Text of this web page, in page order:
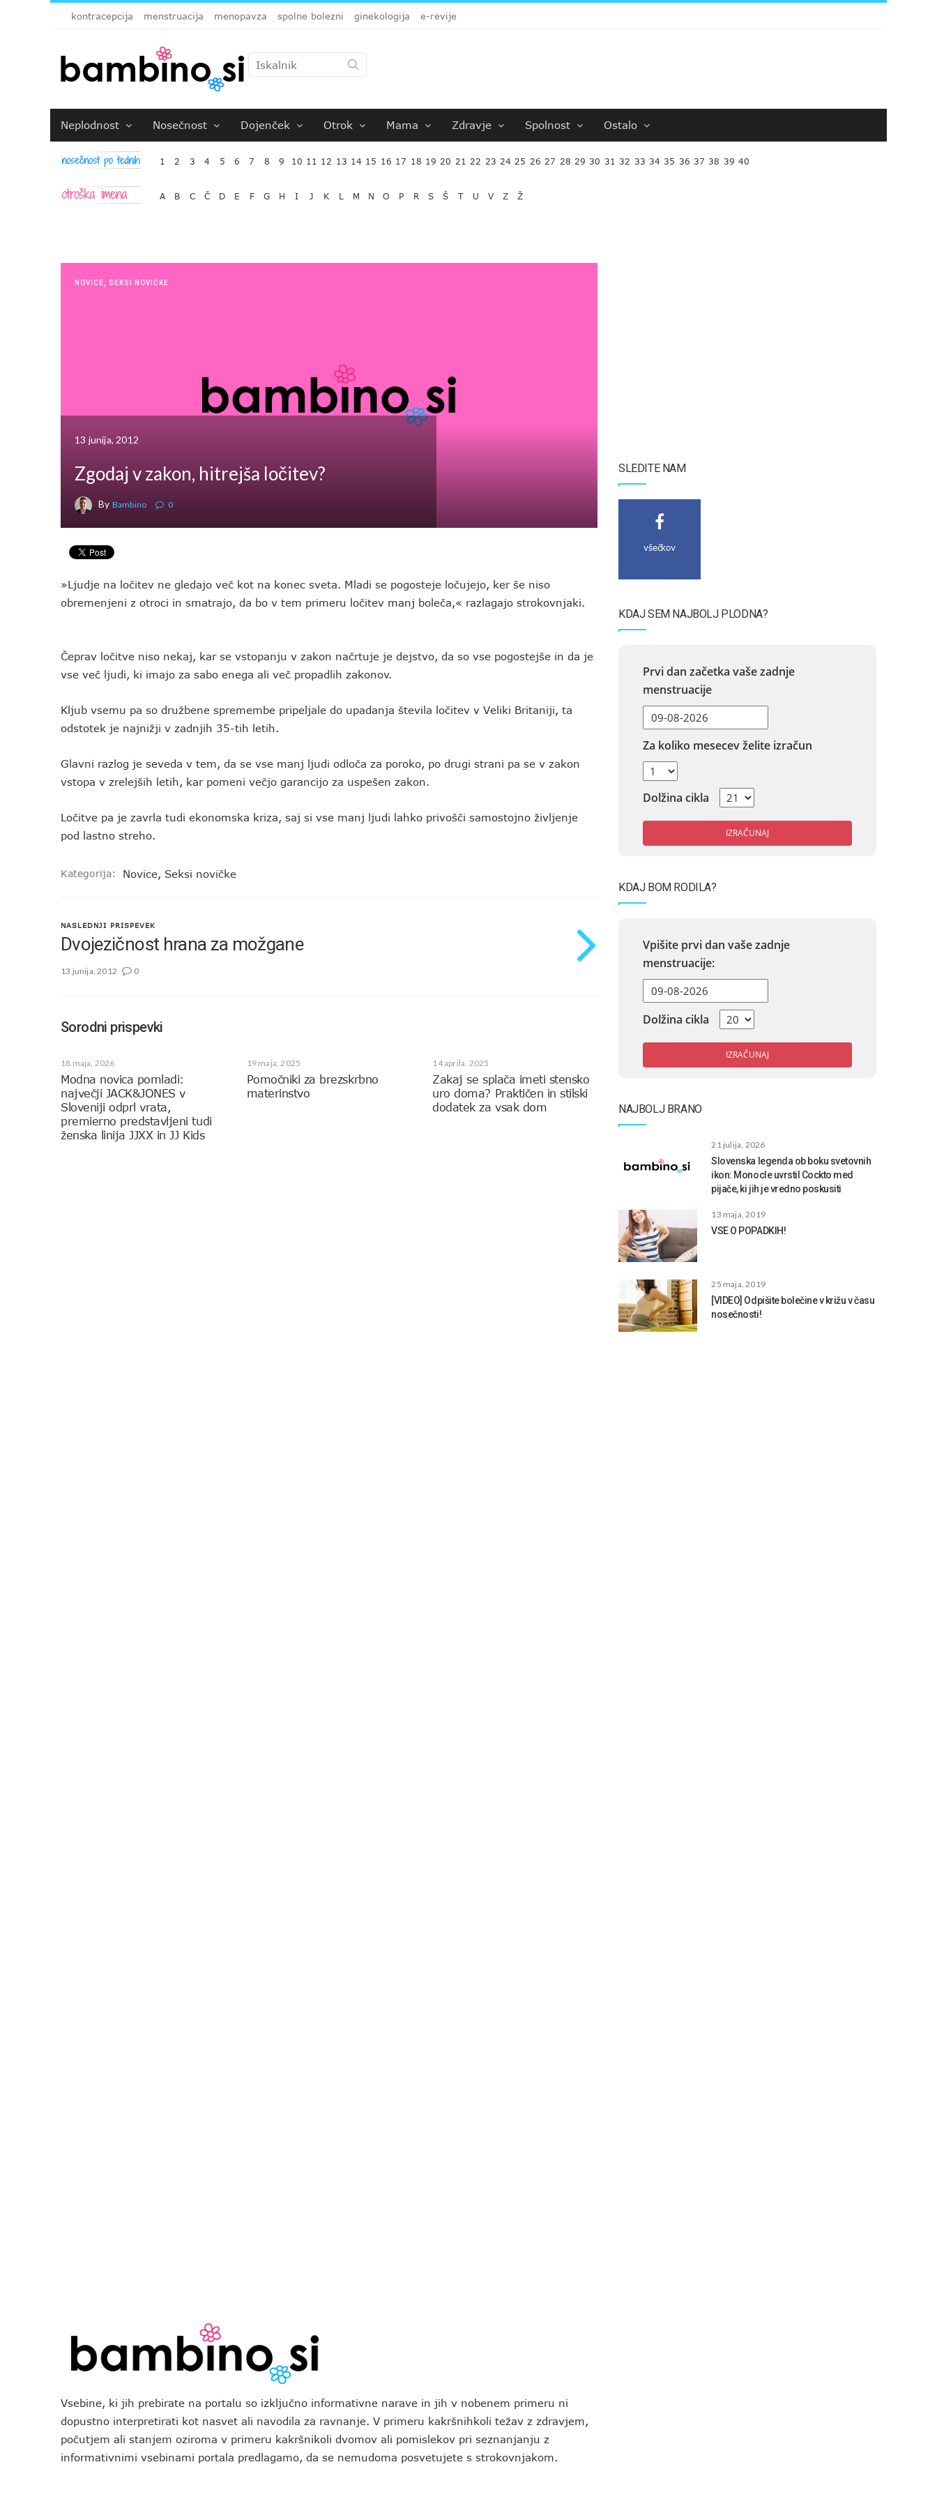
kontracepcija menstruacija menopavza spolne bolezni ginekologija e-revije
Neplodnost Nosečnost Dojenček Otrok Mama Zdravje Spolnost Ostalo
1 2 3 4 5 6 7 8 9 10 11 12 13 14 15 16 17 18 19 20 21 22 23 24 25 26 27 28 29 30 31 32 33 34 35 36 37 38 39 40
A B C Č D E F G H I J K L M N O P R S Š T U V Z Ž
NOVICE SEKSI NOVIČKE
13 junija, 2012
Zgodaj v zakon, hitrejša ločitev?
By Bambino 0
»Ljudje na ločitev ne gledajo več kot na konec sveta. Mladi se pogosteje ločujejo, ker še niso
obremenjeni z otroci in smatrajo, da bo v tem primeru ločitev manj boleča,« razlagajo strokovnjaki.
Čeprav ločitve niso nekaj, kar se vstopanju v zakon načrtuje je dejstvo, da so vse pogostejše in da je
vse več ljudi, ki imajo za sabo enega ali več propadlih zakonov.
Kljub vsemu pa so družbene spremembe pripeljale do upadanja števila ločitev v Veliki Britaniji, ta
odstotek je najnižji v zadnjih 35-tih letih.
Glavni razlog je seveda v tem, da se vse manj ljudi odloča za poroko, po drugi strani pa se v zakon
vstopa v zrelejših letih, kar pomeni večjo garancijo za uspešen zakon.
Ločitve pa je zavrla tudi ekonomska kriza, saj si vse manj ljudi lahko privošči samostojno življenje
pod lastno streho.
Kategorija: Novice, Seksi novičke
NASLEDNJI PRISPEVEK
Dvojezičnost hrana za možgane
13 junija, 2012 0
Sorodni prispevki
18 maja, 2026
Modna novica pomladi:
največji JACK&JONES v
Sloveniji odprl vrata,
premierno predstavljeni tudi
ženska linija JJXX in JJ Kids
19 maja, 2025
Pomočniki za brezskrbno
materinstvo
14 aprila, 2025
Zakaj se splača imeti stensko
uro doma? Praktičen in stilski
dodatek za vsak dom
SLEDITE NAM
všečkov
KDAJ SEM NAJBOLJ PLODNA?
Prvi dan začetka vaše zadnje
menstruacije
Za koliko mesecev želite izračun
Dolžina cikla
IZRAČUNAJ
KDAJ BOM RODILA?
Vpišite prvi dan vaše zadnje
menstruacije:
Dolžina cikla
IZRAČUNAJ
NAJBOLJ BRANO
21 julija, 2026
Slovenska legenda ob boku svetovnih
ikon: Monocle uvrstil Cockto med
pijače, ki jih je vredno poskusiti
13 maja, 2019
VSE O POPADKIH!
25 maja, 2019
[VIDEO] Odpišite bolečine v križu v času
nosečnosti!
Vsebine, ki jih prebirate na portalu so izključno informativne narave in jih v nobenem primeru ni
dopustno interpretirati kot nasvet ali navodila za ravnanje. V primeru kakršnihkoli težav z zdravjem,
počutjem ali stanjem oziroma v primeru kakršnikoli dvomov ali pomislekov pri seznanjanju z
informativnimi vsebinami portala predlagamo, da se nemudoma posvetujete s strokovnjakom.